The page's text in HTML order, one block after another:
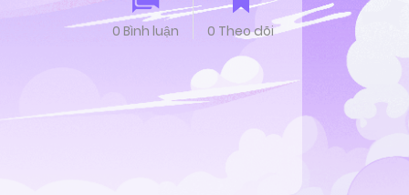
0 Bình luận 0 Theo dõi